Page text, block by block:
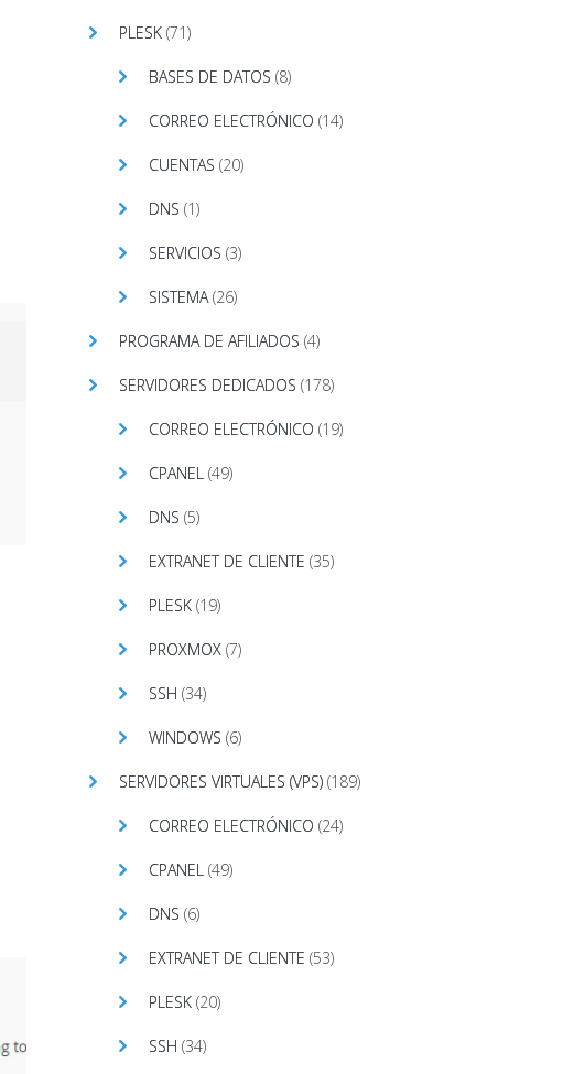
PLESK (71)
BASES DE DATOS (8)
CORREO ELECTRÓNICO (14)
CUENTAS (20)
DNS (1)
SERVICIOS (3)
SISTEMA(26)
PROGRAMA DE AFILIADOS (4)
SERVIDORES DEDICADOS (178)
CORREO ELECTRÓNICO (19)
CPANEL (49)
DNS (5)
EXTRANET DE CLIENTE (35)
PLESK (19)
PROXMOX (7)
SSH (34)
WINDOWS (6)
SERVIDORES VIRTUALES (VPS) (189)
CORREO ELECTRÓNICO (24)
CPANEL (49)
DNS (6)
EXTRANET DE CLIENTE (53)
PLESK (20)
SSH (34)